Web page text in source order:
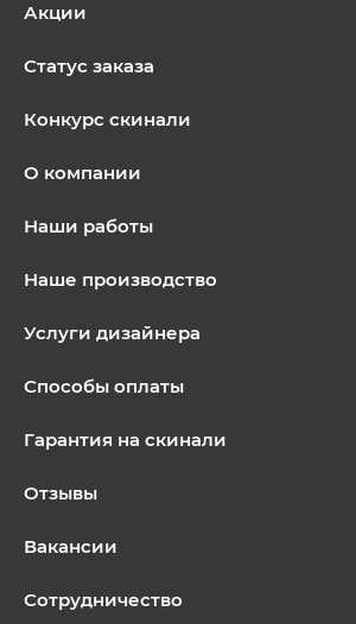
Акции
Статус заказа
Конкурс скинали
О компании
Наши работы
Наше производство
Услуги дизайнера
Способы оплаты
Гарантия на скинали
Отзывы
Вакансии
Сотрудничество